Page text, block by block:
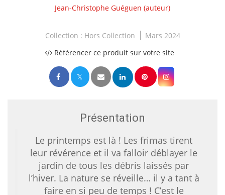
Jean-Christophe Guéguen (auteur)
Collection : Hors Collection
Mars 2024
Référencer ce produit sur votre site
Présentation
Le printemps est là ! Les frimas tirent
leur révérence et il va falloir déblayer le
jardin de tous les débris laissés par
l’hiver. La nature se réveille… il y a tant à
faire en si peu de temps ! C’est le